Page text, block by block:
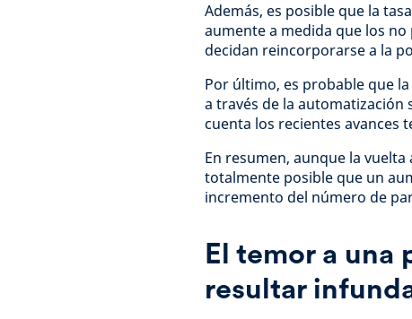
Además, es posible que la
aumente a medida que los
decidan reincorporarse a la
Por último, es probable que
a través de la
cuenta los recientes avances
En resumen, aunque la
totalmente posible que un
incremento del número de
El temor a una
resultar